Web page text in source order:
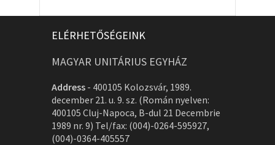
ELÉRHETŐSÉGEINK
MAGYAR UNITÁRIUS EGYHÁZ
Address - 400105 Kolozsvár, 1989.
december 21. u. 9. sz. (Román nyelven:
400105 Cluj-Napoca, B-dul 21 Decembrie
1989 nr. 9) Tel/fax: (004)-0264-595927,
(004)-0364-405557